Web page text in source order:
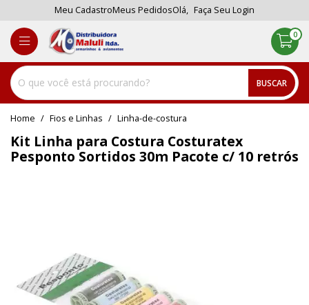
Meu CadastroMeus PedidosOlá, Faça Seu Login
BUSCAR
0
home Fios e Linhas linha-de-costura
Kit Linha para Costura Costuratex
Pesponto Sortidos 30m Pacote c/ 10 retrós